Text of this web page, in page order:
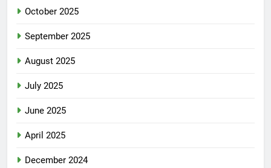
October 2025
September 2025
August 2025
July 2025
June 2025
April 2025
December 2024